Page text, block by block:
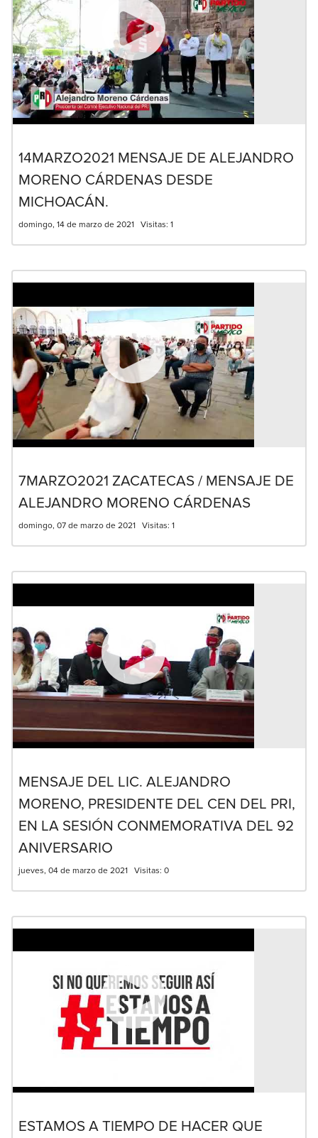
14MARZO2021 MENSAJE DE ALEJANDRO
MORENO CÁRDENAS DESDE
MICHOACÁN.
domingo, 14 de marzo de 2021 Visitas: 1
7MARZO2021 ZACATECAS / MENSAJE DE
ALEJANDRO MORENO CÁRDENAS
domingo, 07 de marzo de 2021 Visitas: 1
MENSAJE DEL LIC. ALEJANDRO
MORENO, PRESIDENTE DEL CEN DEL PRI,
EN LA SESIÓN CONMEMORATIVA DEL 92
ANIVERSARIO
jueves, 04 de marzo de 2021 Visitas: 0
ESTAMOS A TIEMPO DE HACER QUE